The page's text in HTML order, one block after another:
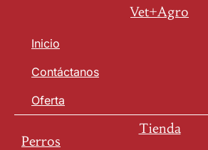
Vet+Agro
Inicio
Contáctanos
Oferta
Tienda
Perros